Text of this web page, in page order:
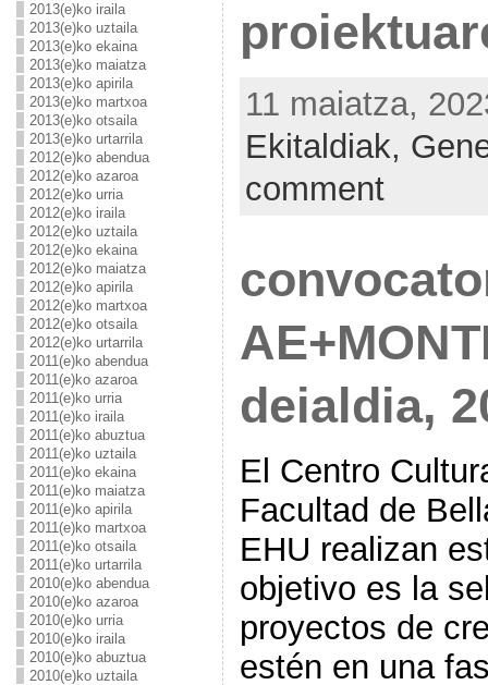
2013(e)ko iraila
2013(e)ko uztaila
2013(e)ko ekaina
2013(e)ko maiatza
2013(e)ko apirila
2013(e)ko martxoa
2013(e)ko otsaila
2013(e)ko urtarrila
2012(e)ko abendua
2012(e)ko azaroa
2012(e)ko urria
2012(e)ko iraila
2012(e)ko uztaila
2012(e)ko ekaina
2012(e)ko maiatza
2012(e)ko apirila
2012(e)ko martxoa
2012(e)ko otsaila
2012(e)ko urtarrila
2011(e)ko abendua
2011(e)ko azaroa
2011(e)ko urria
2011(e)ko iraila
2011(e)ko abuztua
2011(e)ko uztaila
2011(e)ko ekaina
2011(e)ko maiatza
2011(e)ko apirila
2011(e)ko martxoa
2011(e)ko otsaila
2011(e)ko urtarrila
2010(e)ko abendua
2010(e)ko azaroa
2010(e)ko urria
2010(e)ko iraila
2010(e)ko abuztua
2010(e)ko uztaila
11 maiatza,
Ekitaldiak,
comment
deialdia,
El Centro
Facultad de
EHU realizan
objetivo es la
proyectos de
estén en una